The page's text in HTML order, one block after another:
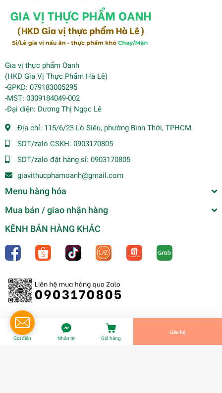
Gia vị thực phẩm Oanh
(HKD Gia Vị Thực Phẩm Hà Lê)
-GPKD: 079183005295
-MST: 0309184049-002
-Đại diện: Dương Thị Ngọc Lê
Địa chỉ: 115/6/23 Lò Siêu, phường Bình Thới, TPHCM
SDT/zalo CSKH: 0903170805
SDT/zalo đặt hàng sỉ: 0903170805
giavithucphamoanh@gmail.com
Menu hàng hóa
Mua bán / giao nhận hàng
KÊNH BÁN HÀNG KHÁC
(Thùng 12) Dầu hào chay Pet 820gr-Cholimex
Tiến Hành Thanh Toán
Gọi điện Nhắn tin Giỏ hàng
Liên hệ